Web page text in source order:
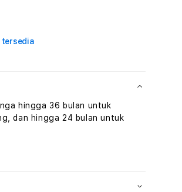
TradiTours
Jasa
Wisata
Tunisia
hingga 36 bulan untuk
dan hingga 24 bulan untuk